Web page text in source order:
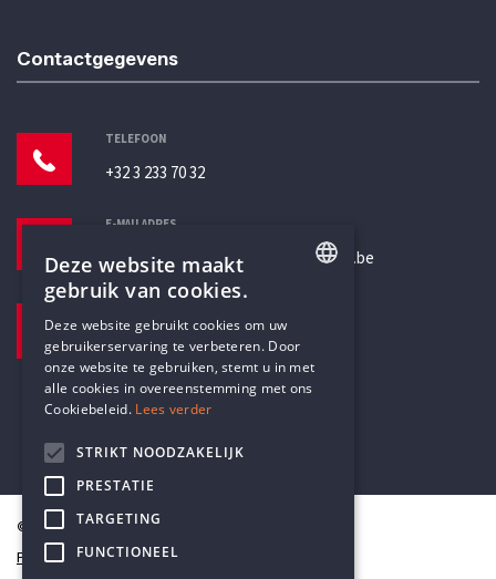
Contactgegevens
TELEFOON
+32 3 233 70 32
E-MAILADRES
secretariaat@humanistischverbond.be
Pottenbrug 4
Antwerpen, 2000
© Humanistisch Verbond 2026
Privacy
DUTCH
Deze website maakt
gebruik van cookies.
Deze website gebruikt cookies om uw
gebruikerservaring te verbeteren. Door
onze website te gebruiken, stemt u in met
alle cookies in overeenstemming met ons
Cookiebeleid. Lees verder
STRIKT NOODZAKELIJK
PRESTATIE
TARGETING
FUNCTIONEEL